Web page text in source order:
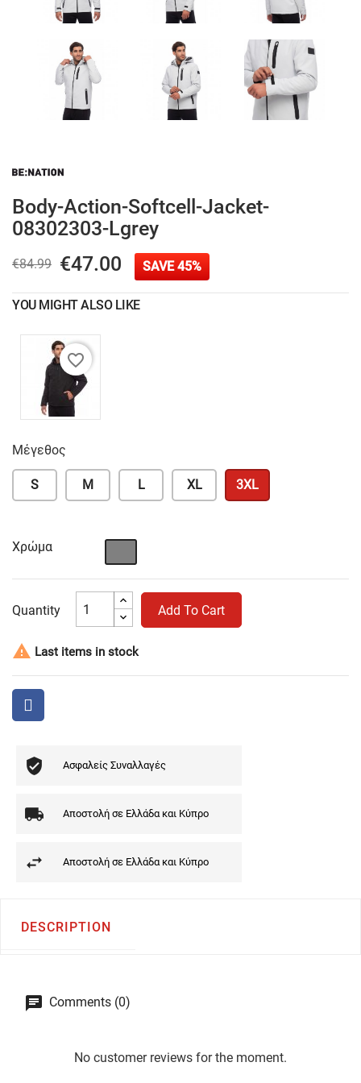
Body-Action-Softcell-Jacket-
08302303-Lgrey
€84.99 €47.00 SAVE 45%
YOU MIGHT ALSO LIKE
favorite_border
Μέγεθος
S M L XL 3XL
Χρώμα
Quantity Add To Cart
 Last items in stock
Ασφαλείς Συναλλαγές
Αποστολή σε Ελλάδα και Κύπρο
Αποστολή σε Ελλάδα και Κύπρο
DESCRIPTION
Comments (0)
No customer reviews for the moment.